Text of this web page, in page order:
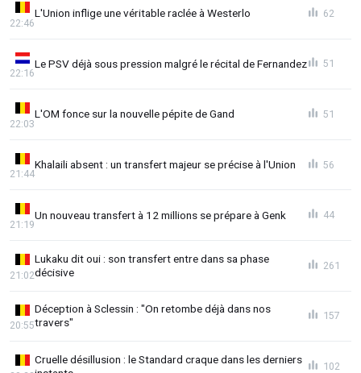
L'Union inflige une véritable raclée à Westerlo
22:46
62
Le PSV déjà sous pression malgré le récital de Fernandez
22:16
51
L'OM fonce sur la nouvelle pépite de Gand
22:03
51
Khalaili absent : un transfert majeur se précise à l'Union
21:44
56
Un nouveau transfert à 12 millions se prépare à Genk
21:19
44
Lukaku dit oui : son transfert entre dans sa phase
décisive
21:02
261
Déception à Sclessin : "On retombe déjà dans nos
travers"
20:55
157
Cruelle désillusion : le Standard craque dans les derniers
102